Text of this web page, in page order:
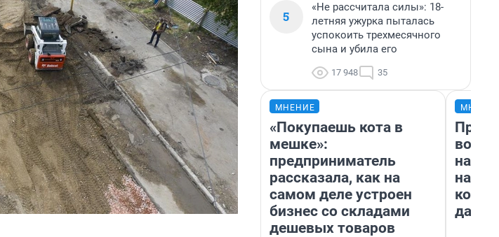
5
«Не рассчитала силы»: 18-
летняя ужурка пыталась
успокоить трехмесячного
сына и убила его
17 948 35
МНЕНИЕ
«Покупаешь кота в
мешке»:
предприниматель
рассказала, как на
самом деле устроен
бизнес со складами
дешевых товаров
нам
даже